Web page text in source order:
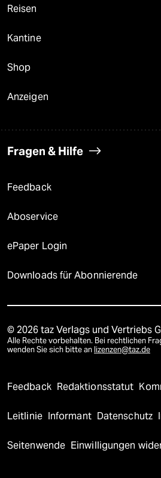
Reisen
Kantine
Shop
Anzeigen
Fragen & Hilfe
Feedback
Aboservice
ePaper Login
Downloads für Abonnierende
© 2026 taz Verlags und Vertriebs
Alle Rechte vorbehalten. Bei rechtlichen
wenden Sie sich bitte an lizenzen@taz.de
Feedback Redaktionsstatut
Leitlinie Informant Datenschutz
Seitenwende Einwilligungen